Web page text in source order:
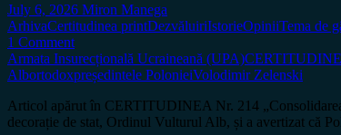
July 6, 2026 Miron Manega
ArhivaCertitudinea printDezvăluiriIstorieOpiniiTema de
1 Comment
Armata Insurecțională Ucraineană (UPA)
Albortodoxpreședintele PolonieiVolodimir Zelenski
Articol apărut în CERTITUDINEA Nr. 214
decorație de stat, Ordinul Vulturul Alb, și a avertizat că